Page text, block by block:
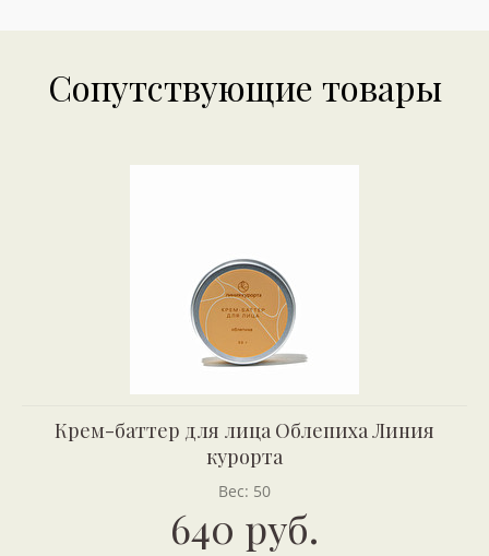
Сопутствующие товары
Крем-баттер для лица Облепиха Линия
курорта
Вес: 50
640 руб.